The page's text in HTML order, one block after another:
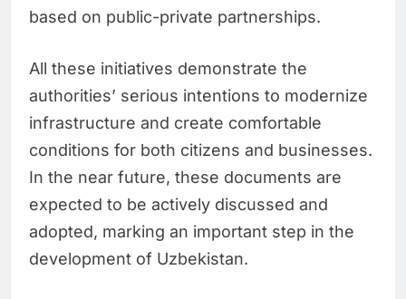
based on public-private partnerships.
All these initiatives demonstrate the
authorities’ serious intentions to modernize
infrastructure and create comfortable
conditions for both citizens and businesses.
In the near future, these documents are
expected to be actively discussed and
adopted, marking an important step in the
development of Uzbekistan.